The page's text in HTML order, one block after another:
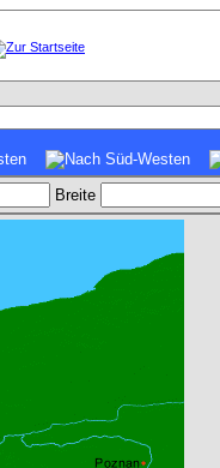
Breite